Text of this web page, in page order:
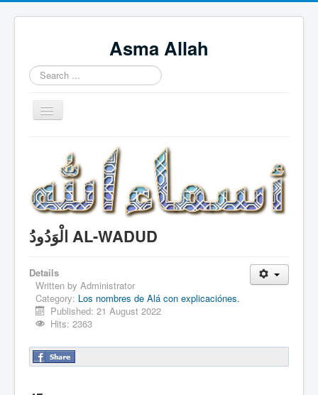
Asma Allah
Search
...
Toggle
Navigation
Intro Videos
Français
中国人
Español
Tagalog
English
Português
الْوَدُودُ AL-WADUD
Details
Written by Administrator
Category: Los nombres de Alá con explicaciónes.
Published: 21 August 2022
Hits: 2363